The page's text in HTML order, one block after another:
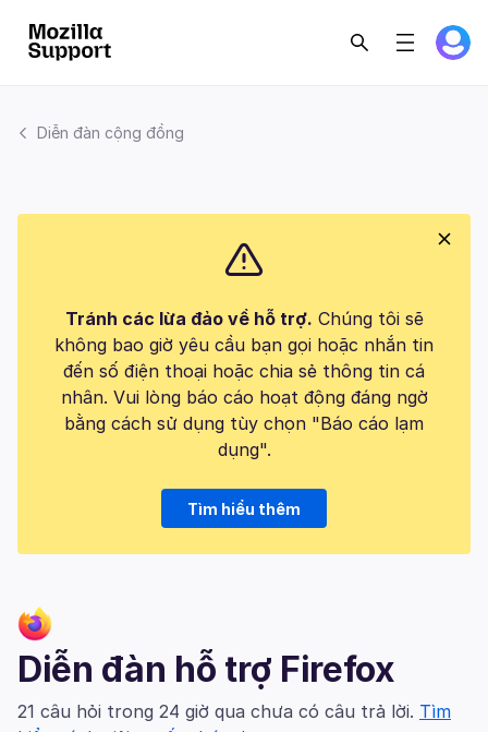
Diễn đàn cộng đồng
Tránh các lừa đảo về hỗ trợ. Chúng tôi sẽ
không bao giờ yêu cầu bạn gọi hoặc nhắn tin
đến số điện thoại hoặc chia sẻ thông tin cá
nhân. Vui lòng báo cáo hoạt động đáng ngờ
bằng cách sử dụng tùy chọn "Báo cáo lạm
dụng".
Tìm hiểu thêm
Diễn đàn hỗ trợ Firefox
21 câu hỏi trong 24 giờ qua chưa có câu trả lời. Tìm